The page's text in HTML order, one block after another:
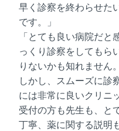
早く診察を終わらせた
です。」
「とても良い病院だ
っくり診察をしてもら
りないかも知れません。
しかし、スムーズに診
には非常に良いクリニ
受付の方も先生も、と
丁寧、薬に関する説明